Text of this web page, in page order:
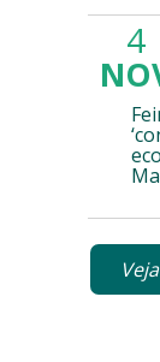
4